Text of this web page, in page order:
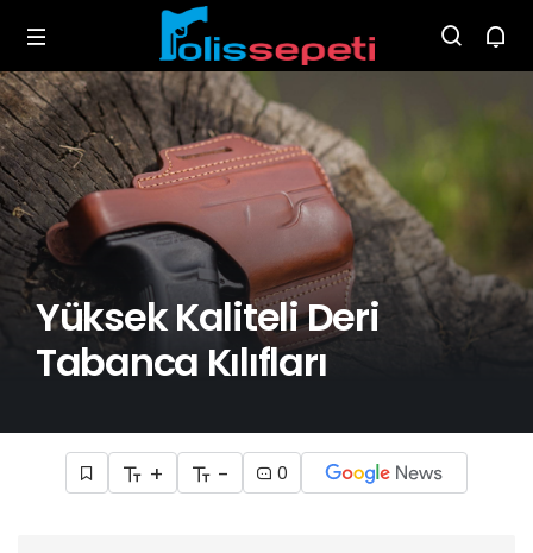
Yüksek Kaliteli Deri
Tabanca Kılıfları
+ - 0